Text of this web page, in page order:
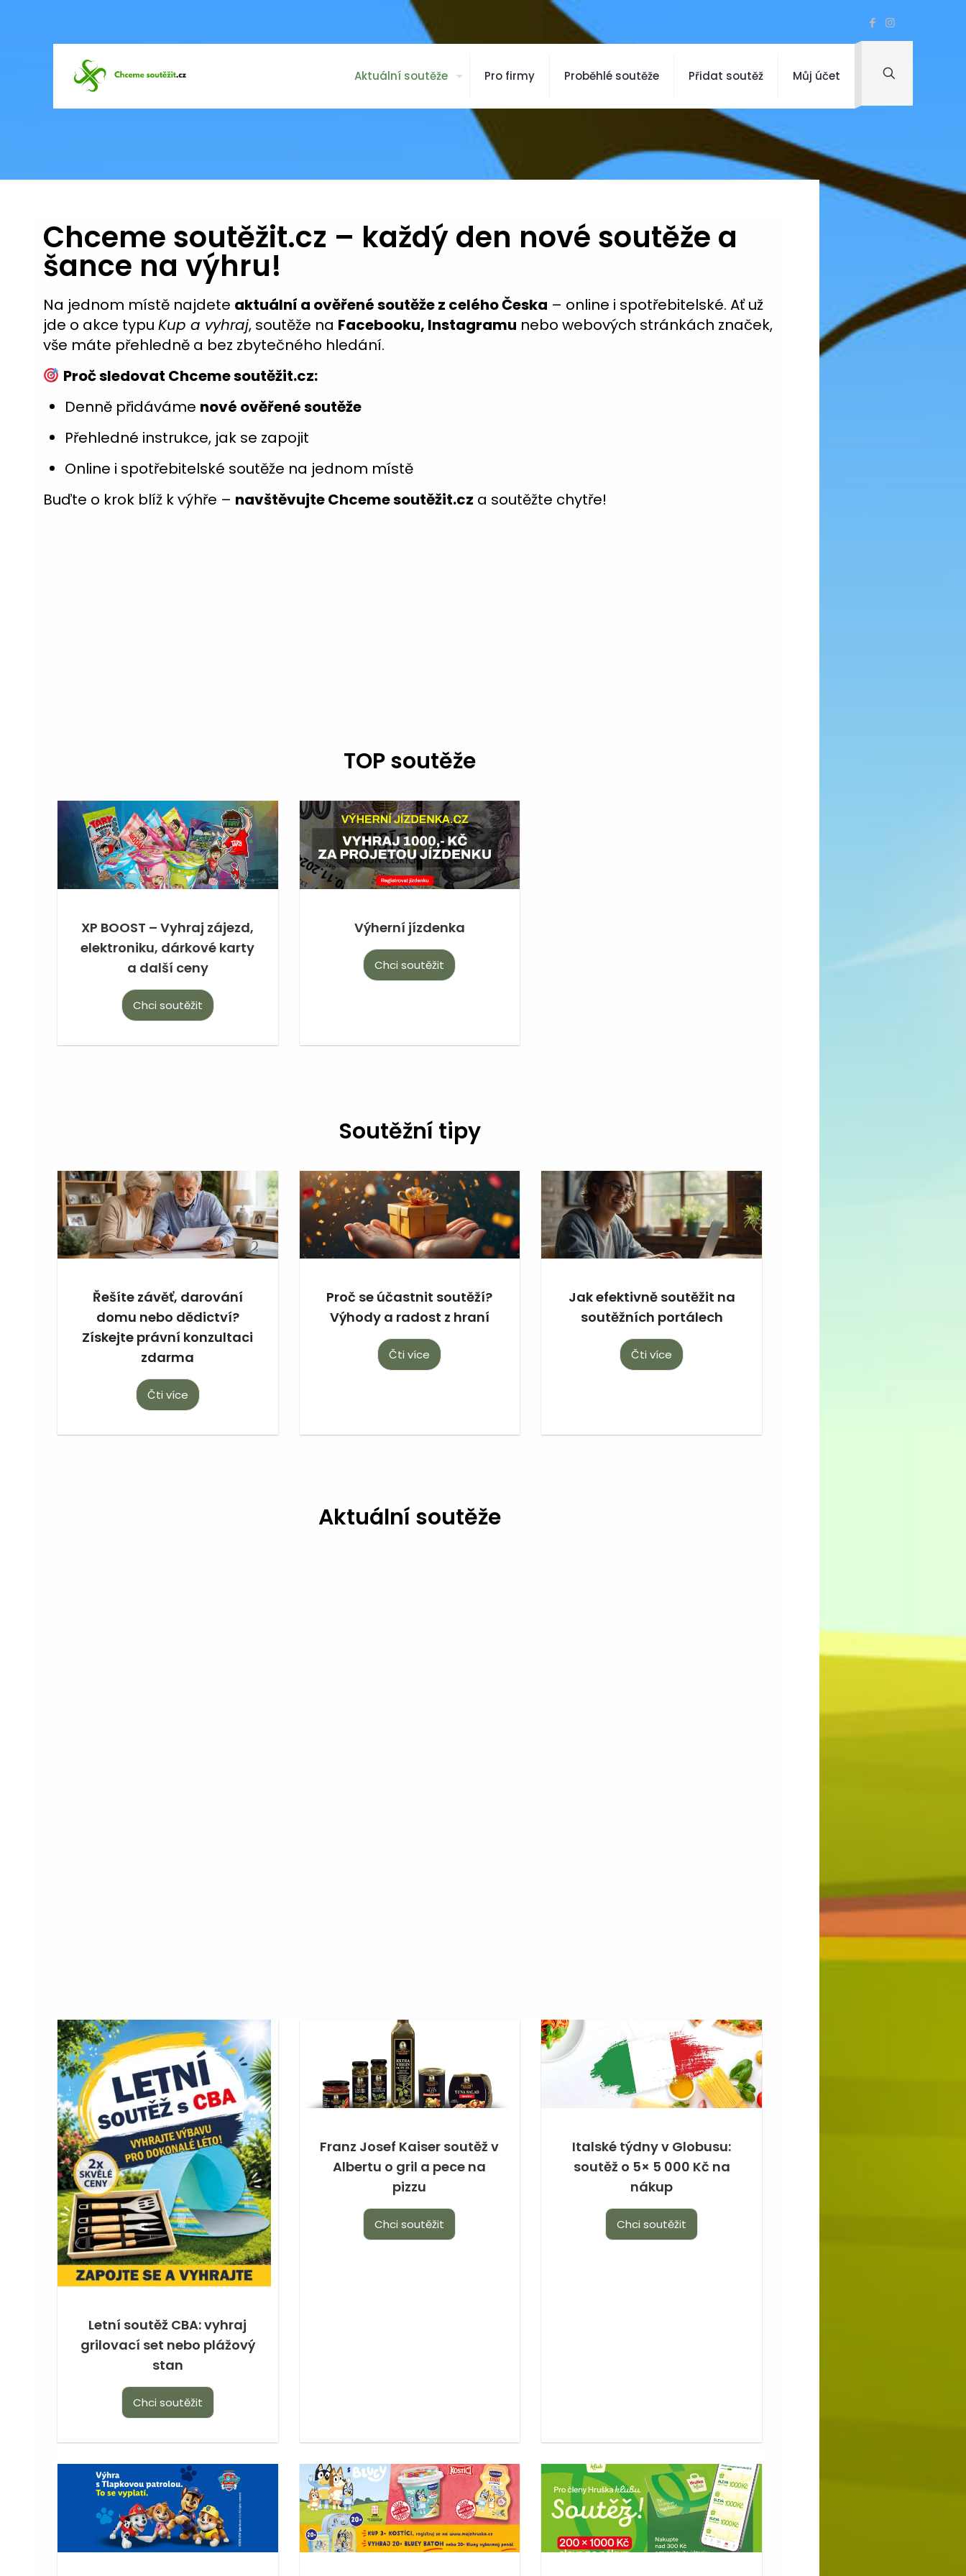
Aktuální soutěže Pro firmy Proběhlé soutěže Přidat soutěž Můj účet
Chceme soutěžit.cz – každý den nové soutěže a
šance na výhru!
Na jednom místě najdete aktuální a ověřené soutěže z celého Česka – online i spotřebitelské. Ať už
jde o akce typu Kup a vyhraj, soutěže na Facebooku, Instagramu nebo webových stránkách značek,
vše máte přehledně a bez zbytečného hledání.
Proč sledovat Chceme soutěžit.cz:
Denně přidáváme nové ověřené soutěže
Přehledné instrukce, jak se zapojit
Online i spotřebitelské soutěže na jednom místě
Buďte o krok blíž k výhře – navštěvujte Chceme soutěžit.cz a soutěžte chytře!
TOP soutěže
XP BOOST – Vyhraj zájezd,
elektroniku, dárkové karty
a další ceny
Chci soutěžit
Výherní jízdenka
Chci soutěžit
Soutěžní tipy
Řešíte závěť, darování
domu nebo dědictví?
Získejte právní konzultaci
zdarma
Čti více
Proč se účastnit soutěží?
Výhody a radost z hraní
Čti více
Jak efektivně soutěžit na
soutěžních portálech
Čti více
Aktuální soutěže
Letní soutěž CBA: vyhraj
grilovací set nebo plážový
stan
Chci soutěžit
Franz Josef Kaiser soutěž v
Albertu o gril a pece na
pizzu
Chci soutěžit
Italské týdny v Globusu:
soutěž o 5× 5 000 Kč na
nákup
Chci soutěžit